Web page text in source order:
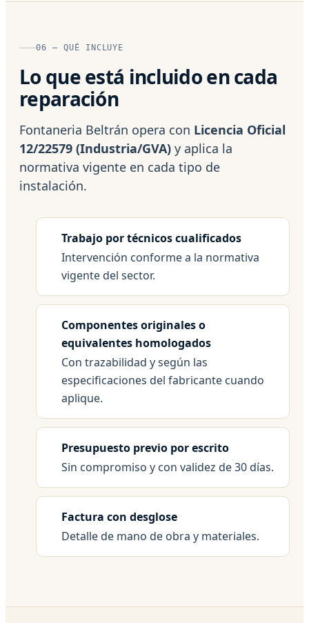
06 — QUÉ INCLUYE
Lo que está incluido en cada
reparación
Fontaneria Beltrán opera con Licencia Oficial
12/22579 (Industria/GVA) y aplica la
normativa vigente en cada tipo de
instalación.
Trabajo por técnicos cualificados
Intervención conforme a la normativa
vigente del sector.
Componentes originales o
equivalentes homologados
Con trazabilidad y según las
especificaciones del fabricante cuando
aplique.
Presupuesto previo por escrito
Sin compromiso y con validez de 30 días.
Factura con desglose
Detalle de mano de obra y materiales.